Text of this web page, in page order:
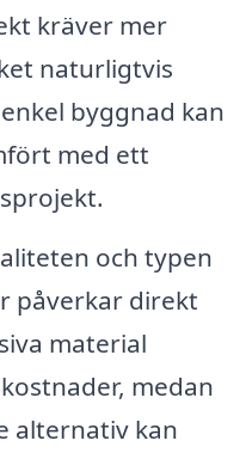
kräver mer
naturligtvis
byggnad kan
med ett
och typen
påverkar direkt
material
medan
alternativ kan